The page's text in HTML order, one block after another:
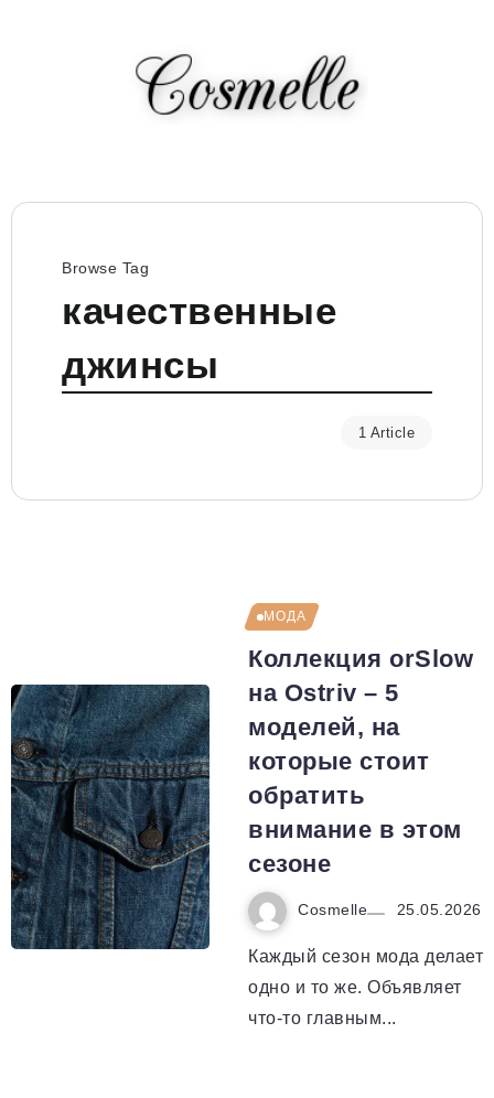
Browse Tag
качественные
джинсы
1 Article
МОДА
Коллекция orSlow
на Ostriv – 5
моделей, на
которые стоит
обратить
внимание в этом
сезоне
Cosmelle 25.05.2026
Каждый сезон мода делает
одно и то же. Объявляет
что-то главным...